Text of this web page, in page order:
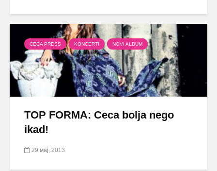
CECA PRESS KONCERTI NOVI ALBUM
TOP FORMA: Ceca bolja nego
ikad!
29 мај, 2013